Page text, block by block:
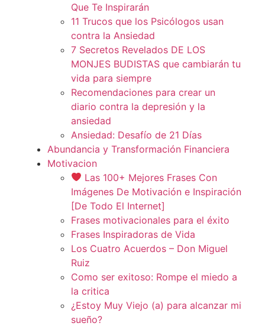
Que Te Inspirarán
11 Trucos que los Psicólogos usan
contra la Ansiedad
7 Secretos Revelados DE LOS
MONJES BUDISTAS que cambiarán tu
vida para siempre
Recomendaciones para crear un
diario contra la depresión y la
ansiedad
Ansiedad: Desafío de 21 Días
Abundancia y Transformación Financiera
Motivacion
Las 100+ Mejores Frases Con
Imágenes De Motivación e Inspiración
[De Todo El Internet]
Frases motivacionales para el éxito
Frases Inspiradoras de Vida
Los Cuatro Acuerdos – Don Miguel
Ruiz
Como ser exitoso: Rompe el miedo a
la critica
¿Estoy Muy Viejo (a) para alcanzar mi
sueño?